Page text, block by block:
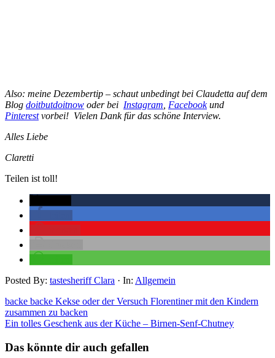
Also: meine Dezembertip – schaut unbedingt bei Claudetta auf dem
Blog doitbutdoitnow oder bei Instagram, Facebookund
Pinterestvorbei! Vielen Dank für das schöne Interview.
Alles Liebe
Claretti
Teilen ist toll!
Posted By: tastesheriff Clara · In: Allgemein
backe backe Kekse oder der Versuch Florentiner mit den Kindern
zusammen zu backen
Ein tolles Geschenk aus der Küche – Birnen-Senf-Chutney
Das könnte dir auch gefallen